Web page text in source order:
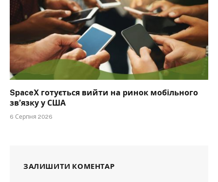
SpaceX готується вийти на ринок мобільного
зв’язку у США
6 Серпня 2026
ЗАЛИШИТИ КОМЕНТАР